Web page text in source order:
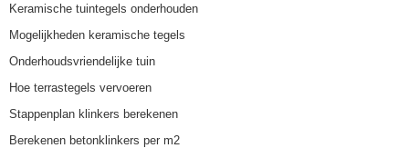
Keramische tuintegels onderhouden
Mogelijkheden keramische tegels
Onderhoudsvriendelijke tuin
Hoe terrastegels vervoeren
Stappenplan klinkers berekenen
Berekenen betonklinkers per m2